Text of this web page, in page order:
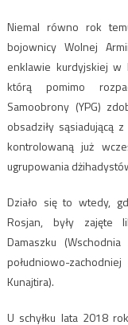
Niemal równo rok
bojownicy Wolnej
enklawie kurdyjskiej w
którą pomimo
Samoobrony (YPG)
obsadziły sąsiadującą
kontrolowaną już
ugrupowania
Działo się to wtedy,
Rosjan, były zajęte
Damaszku
południowo-
Kunajtira).
U schyłku lata 2018